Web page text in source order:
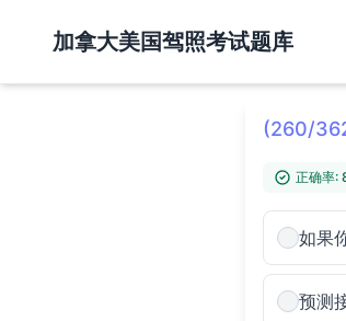
加拿大美国驾照考试题库
(260/
正确率:
如果
预测